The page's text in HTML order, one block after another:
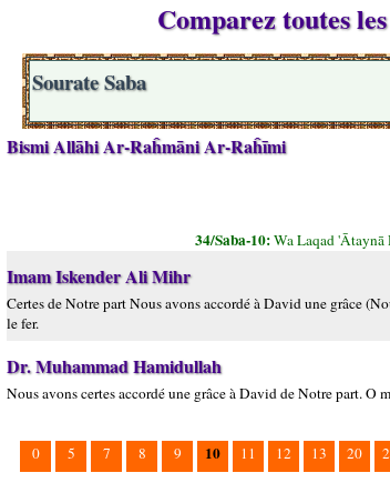
Comparez toutes
Sourate Saba
Bismi Allāhi Ar-Raĥmāni Ar-Raĥīmi
34/Saba-10:Wa Laqad
Imam Iskender Ali Mihr
Certes de Notre part Nous avons accordé à David une grâce
le fer.
Dr. Muhammad Hamidullah
Nous avons certes accordé une grâce à David de Notre part.
0 5 7 8 9 10 11 12 13 20